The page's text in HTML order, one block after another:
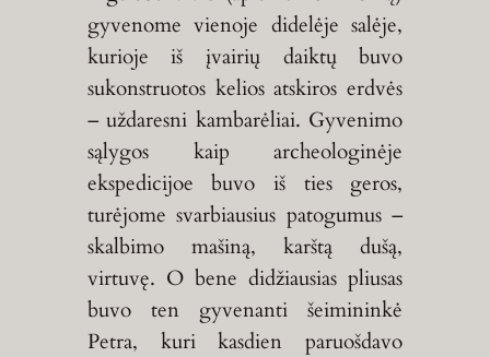
gyvenome vienoje didelėje salėje,
kurioje iš įvairių daiktų buvo
sukonstruotos kelios atskiros erdvės
– uždaresni kambarėliai. Gyvenimo
sąlygos kaip archeologinėje
ekspedicijoe buvo iš ties geros,
turėjome svarbiausius patogumus –
skalbimo mašiną, karštą dušą,
virtuvę. O bene didžiausias pliusas
buvo ten gyvenanti šeimininkė
Petra, kuri kasdien paruošdavo